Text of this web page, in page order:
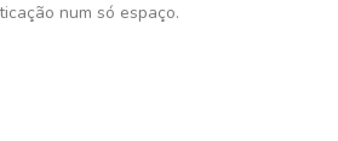
num só espaço.